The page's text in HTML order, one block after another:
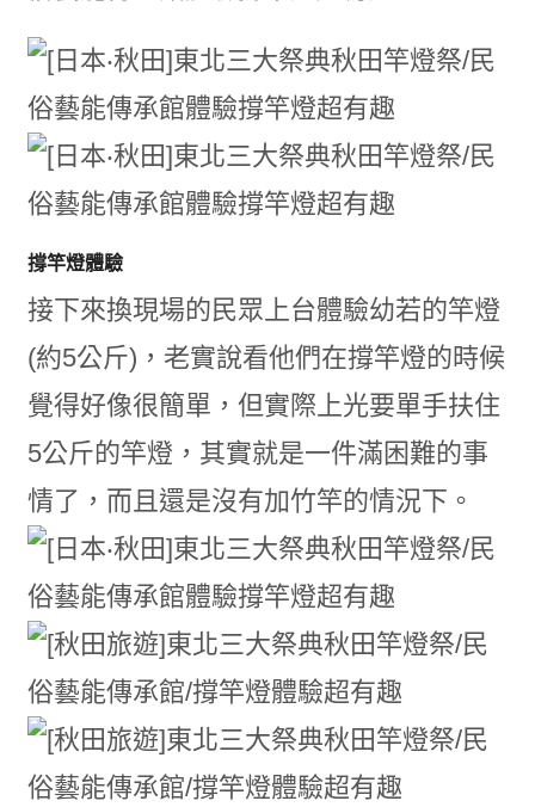
撐竿燈體驗
接下來換現場的民眾上台體驗幼若的竿燈
(約5公斤)，老實說看他們在撐竿燈的時候
覺得好像很簡單，但實際上光要單手扶住
5公斤的竿燈，其實就是一件滿困難的事
情了，而且還是沒有加竹竿的情況下。